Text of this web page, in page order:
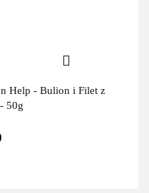
Help - Bulion i Filet z
50g